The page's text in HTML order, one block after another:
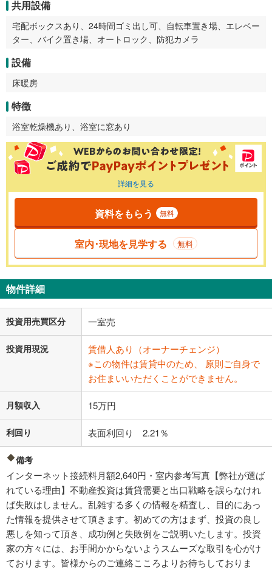
共用設備
宅配ボックスあり、24時間ゴミ出し可、自転車置き場、エレベー
ター、バイク置き場、オートロック、防犯カメラ
設備
床暖房
特徴
浴室乾燥機あり、浴室に窓あり
詳細を見る
資料をもらう 無料
室内･現地を見学する 無料
物件詳細
投資用売買区分 一室売
投資用現況
賃借人あり（オーナーチェンジ）
※この物件は賃貸中のため、 原則ご自身で
お住まいいただくことができません。
月額収入 15万円
利回り 表面利回り 2.21％
備考
インターネット接続料月額2,640円・室内参考写真【弊社が選ば
れている理由】不動産投資は賃貸需要と出口戦略を誤らなけれ
ば失敗はしません。乱雑する多くの情報を精査し、目的にあっ
た情報を提供させて頂きます。初めての方はまず、投資の良し
悪しを知って頂き、成功例と失敗例をご説明いたします。投資
家の方々には、お手間かからないようスムーズな取引を心がけ
ております。皆様からのご連絡こころよりお待ちしておりま